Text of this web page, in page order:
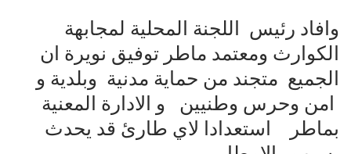
وافاد رئيس اللجنة المحلية لمجابهة
الكوارث ومعتمد ماطر توفيق نويرة ان
الجميع متجند من حماية مدنية وبلدية و
امن وحرس وطنيين و الادارة المعنية
بماطر استعدادا لاي طارئ قد يحدث